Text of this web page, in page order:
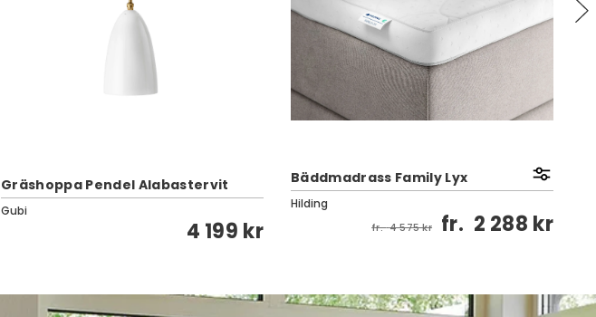
Gräshoppa Pendel Alabastervit
Gubi
4 199 kr
Bäddmadrass Family Lyx
Hilding
fr. 4 575 kr fr. 2 288 kr